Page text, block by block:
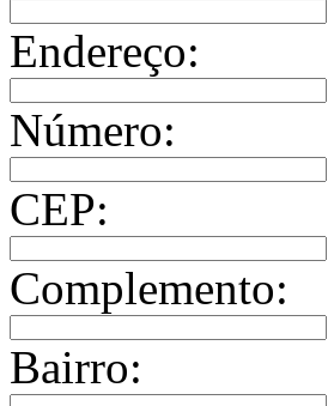
Endereço:
Número:
CEP:
Complemento:
Bairro: